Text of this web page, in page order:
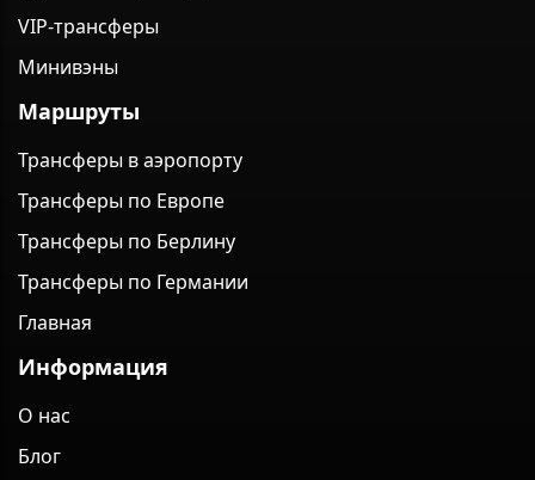
VIP-трансферы
Минивэны
Маршруты
Трансферы в аэропорту
Трансферы по Европе
Трансферы по Берлину
Трансферы по Германии
Главная
Информация
О нас
Блог